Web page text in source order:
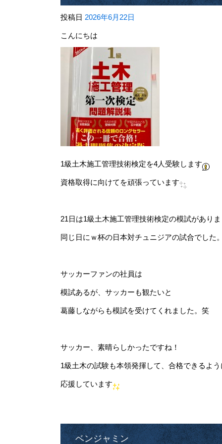
投稿日 2026年6月22日
こんにちは
1級土木施工管理技術検定を4人受験します
資格取得に向けてを頑張っています
21日は1級土木施工管理技術検定の模試があり
同じ日にｗ杯の日本対チュニジアの試合でした
サッカーファンの社員は
模試あるが、サッカーも観たいと
葛藤しながらも模試を受けてくれました。笑
サッカー、素晴らしかったですね！
1級土木の試験も本領発揮して、合格できるよう
応援しています
ベンジャミン